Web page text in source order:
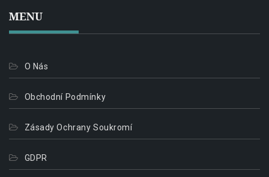
MENU
O Nás
Obchodní Podmínky
Zásady Ochrany Soukromí
GDPR